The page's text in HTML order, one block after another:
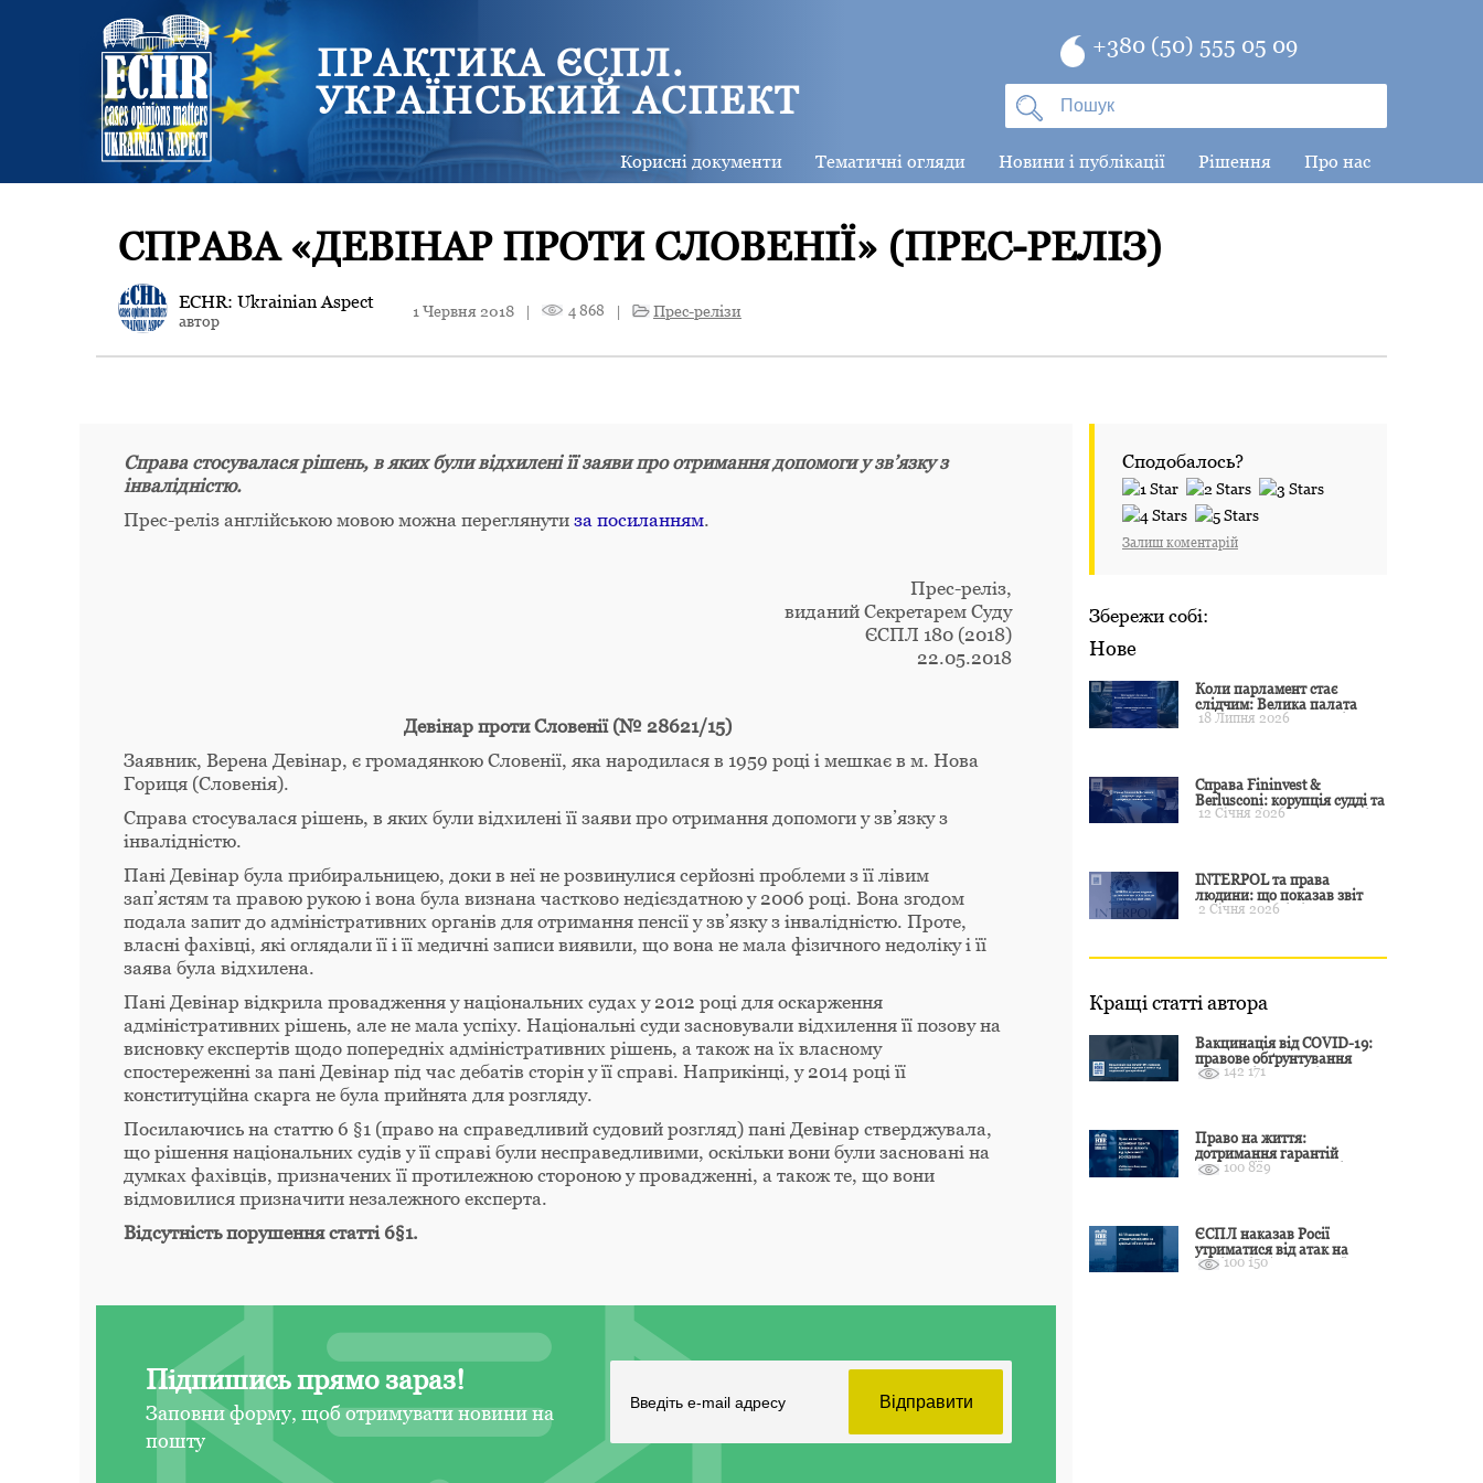
ПРАКТИКА ЄСПЛ.
УКРАЇНСЬКИЙ АСПЕКТ
+380 (50) 555 05 09
Корисні документи Тематичні огляди Новини і публікації Рішення Про нас
СПРАВА «ДЕВІНАР ПРОТИ СЛОВЕНІЇ» (ПРЕС-РЕЛІЗ)
ECHR: Ukrainian Aspect
автор
1 Червня 2018 | 4 868 | Прес-релізи
Справа стосувалася рішень, в яких були відхилені її заяви про отримання допомоги у зв’язку з
інвалідністю.
Прес-реліз англійською мовою можна переглянути за посиланням.
Прес-реліз,
виданий Секретарем Суду
ЄСПЛ 180 (2018)
22.05.2018
Девінар проти Словенії (№ 28621/15)
Заявник, Верена Девінар, є громадянкою Словенії, яка народилася в 1959 році і мешкає в м. Нова
Гориця (Словенія).
Справа стосувалася рішень, в яких були відхилені її заяви про отримання допомоги у зв’язку з
інвалідністю.
Пані Девінар була прибиральницею, доки в неї не розвинулися серйозні проблеми з її лівим
зап’ястям та правою рукою і вона була визнана частково недієздатною у 2006 році. Вона згодом
подала запит до адміністративних органів для отримання пенсії у зв’язку з інвалідністю. Проте,
власні фахівці, які оглядали її і її медичні записи виявили, що вона не мала фізичного недоліку і її
заява була відхилена.
Пані Девінар відкрила провадження у національних судах у 2012 році для оскарження
адміністративних рішень, але не мала успіху. Національні суди засновували відхилення її позову на
висновку експертів щодо попередніх адміністративних рішень, а також на їх власному
спостереженні за пані Девінар під час дебатів сторін у її справі. Наприкінці, у 2014 році її
конституційна скарга не була прийнята для розгляду.
Посилаючись на статтю 6 §1 (право на справедливий судовий розгляд) пані Девінар стверджувала,
що рішення національних судів у її справі були несправедливими, оскільки вони були засновані на
думках фахівців, призначених її протилежною стороною у провадженні, а також те, що вони
відмовилися призначити незалежного експерта.
Відсутність порушення статті 6§1.
Підпишись прямо зараз!
Заповни форму, щоб отримувати новини на
пошту
Сподобалось?
Залиш коментарій
Збережи собі:
Нове
Коли парламент стає
слідчим: Велика палата
ЄСПЛ окреслила межі
18 Липня 2026
Справа Fininvest &
Berlusconi: корупція судді та
презумпція невинуватості
12 Січня 2026
INTERPOL та права
людини: що показав звіт
CCF за 2024 рік і чого чекати
2 Січня 2026
Кращі статті автора
Вакцинація від COVID-19:
правове обґрунтування
відмови і захист від
142 171
Право на життя:
дотримання гарантій
Конвенції залежить від
100 829
ЄСПЛ наказав Росії
утриматися від атак на
цивільні об’єкти України
100 150